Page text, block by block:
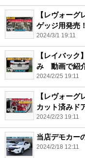
【レヴォー
ゲッジ用発売！
2024/3/1 19:11
【レイバッ
み 動画で紹
2024/2/25 19:11
【レヴォー
カット済みド
2024/2/23 19:11
当店デモカー
2024/2/18 12:11